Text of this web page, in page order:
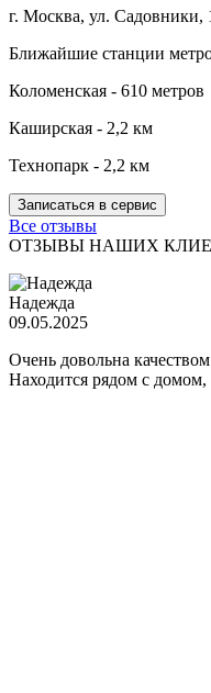
г. Москва, ул. Садовники,
Ближайшие станции
Коломенская - 610 метров
Каширская - 2,2 км
Технопарк - 2,2 км
Записаться в сервис
Все отзывы
ОТЗЫВЫ НАШИХ
Надежда
09.05.2025
Очень довольна
Находится рядом с домом,